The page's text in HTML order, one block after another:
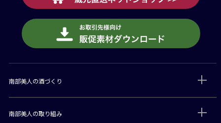
南部美人の酒づくり
南部美人の取り組み